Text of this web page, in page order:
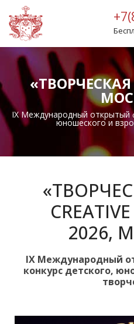
IX Международный открытый
юношеского и
2026,
IX Международный
конкурс детского,